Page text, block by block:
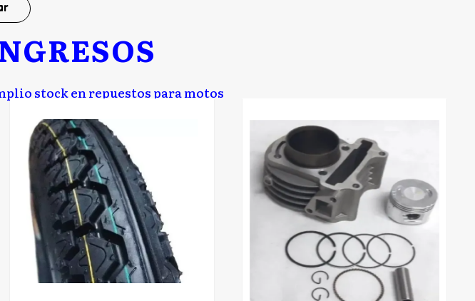
stock en repuestos para motos